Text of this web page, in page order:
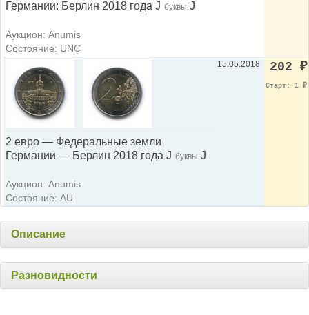
Германии: Берлин 2018 года J буквы J
Аукцион: Anumis
Состояние: UNC
2 евро — Федеральные земли
Германии — Берлин 2018 года J буквы J
Аукцион: Anumis
Состояние: AU
15.05.2018 202 ₽
Старт: 1 ₽
Описание
Разновидности